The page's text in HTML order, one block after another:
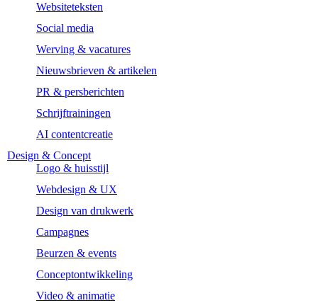
Websiteteksten
Social media
Werving & vacatures
Nieuwsbrieven & artikelen
PR & persberichten
Schrijftrainingen
AI contentcreatie
Design & Concept
Logo & huisstijl
Webdesign & UX
Design van drukwerk
Campagnes
Beurzen & events
Conceptontwikkeling
Video & animatie